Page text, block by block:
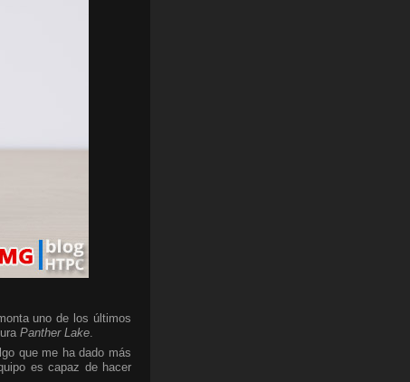
uno de los últimos
Panther Lake
que me ha dado más
es capaz de hacer